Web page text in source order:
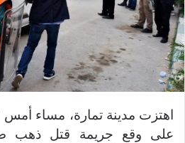
على وقع جريمة قتل ذهب